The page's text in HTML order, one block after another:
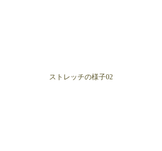
ストレッチの様子02